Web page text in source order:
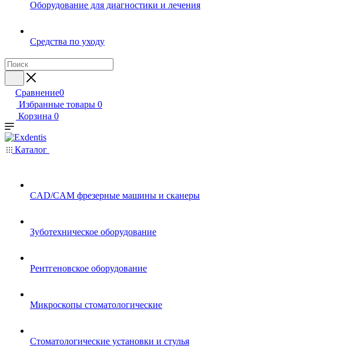
Оборудование для диагностики и лечения
Средства по уходу
Сравнение0
Избранные товары 0
Корзина 0
Каталог
CAD/CAM фрезерные машины и сканеры
Зуботехническое оборудование
Рентгеновское оборудование
Микроскопы стоматологические
Стоматологические установки и стулья